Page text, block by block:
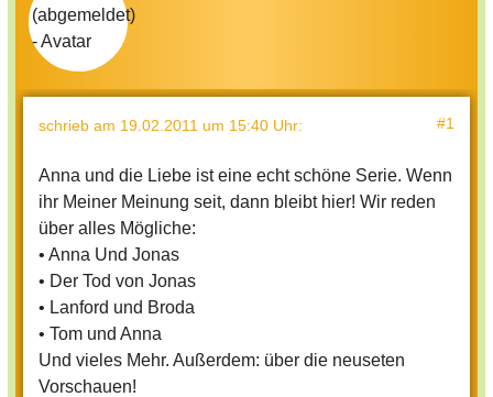
schrieb am 19.02.2011 um 15:40 Uhr: #1
Anna und die Liebe ist eine echt schöne Serie. Wenn
ihr Meiner Meinung seit, dann bleibt hier! Wir reden
über alles Mögliche:
• Anna Und Jonas
• Der Tod von Jonas
• Lanford und Broda
• Tom und Anna
Und vieles Mehr. Außerdem: über die neuseten
Vorschauen!